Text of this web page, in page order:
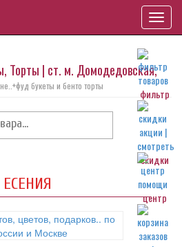
фильтр
скидки
центр
Торты | ст. м. Домодедовская,
букеты и бенто торты
ЕСЕНИЯ